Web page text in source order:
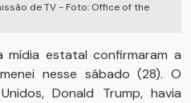
de TV - Foto: Office of the
estatal confirmaram a
nesse sábado (28). O
Donald Trump, havia